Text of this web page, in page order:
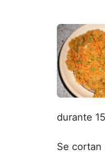
durante
Se cortan